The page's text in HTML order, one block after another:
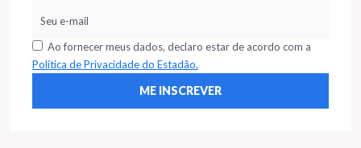
Ao fornecer meus dados, declaro estar de acordo com a
Política de Privacidade do Estadão.